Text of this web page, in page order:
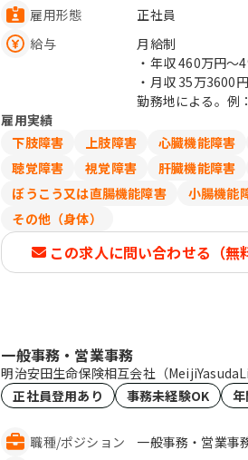
雇用形態
正社員
給与
月給制
・年収460万円〜
・月収 35万3600
勤務地による。例
雇用実績
下肢障害
上肢障害 心臓機能障害
聴覚障害
視覚障害 肝臓機能障害
ぼうこう又は直腸機能障害
小腸機能
その他（身体）
この求人に問い合わせる（無
一般事務・営業事務
明治安田生命保険相互会社（
正社員登用あり
事務未経験OK
職種/ポジション
一般事務・営業事